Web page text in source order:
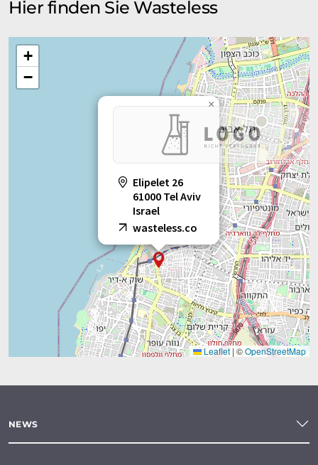
Hier finden Sie Wasteless
Elipelet 26
61000 Tel Aviv
Israel
wasteless.co
×
+
−
Leaflet | ©OpenStreetMap
NEWS